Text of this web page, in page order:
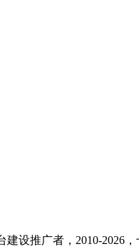
设推广者，2010-2026